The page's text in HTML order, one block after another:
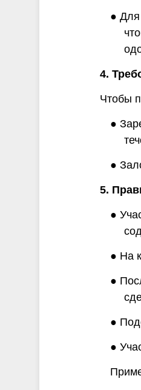
● Для
4.
Чтобы
●
●
5.
●
● На
●
●
●